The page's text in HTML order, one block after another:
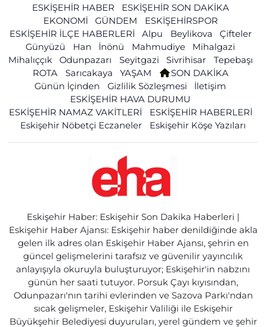
ESKİŞEHİR HABER
ESKİŞEHİR SON DAKİKA
EKONOMİ
GÜNDEM
ESKİŞEHİRSPOR
ESKİŞEHİR İLÇE HABERLERİ
Alpu Beylikova
Çifteler
Günyüzü
Han İnönü Mahmudiye
Mihalgazi
Mihalıççık
Odunpazarı Seyitgazi Sivrihisar
Tepebaşı
ROTA
Sarıcakaya YAŞAM
SON DAKİKA
Günün İçinden
Gizlilik Sözleşmesi
İletişim
ESKİŞEHİR HAVA DURUMU
ESKİŞEHİR NAMAZ VAKİTLERİ
ESKİŞEHİR HABERLERİ
Eskişehir Nöbetçi Eczaneler
Eskişehir Köşe Yazıları
Eskişehir Haber: Eskişehir Son Dakika Haberleri |
Eskişehir Haber Ajansı: Eskişehir haber denildiğinde akla
gelen ilk adres olan Eskişehir Haber Ajansı, şehrin en
güncel gelişmelerini tarafsız ve güvenilir yayıncılık
anlayışıyla okuruyla buluşturuyor; Eskişehir'in nabzını
günün her saati tutuyor. Porsuk Çayı kıyısından,
Odunpazarı'nın tarihi evlerinden ve Sazova Parkı'ndan
sıcak gelişmeler, Eskişehir Valiliği ile Eskişehir
Büyükşehir Belediyesi duyuruları, yerel gündem ve şehir